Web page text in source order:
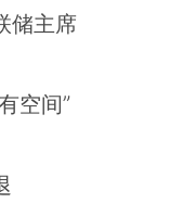
储主席
空间”